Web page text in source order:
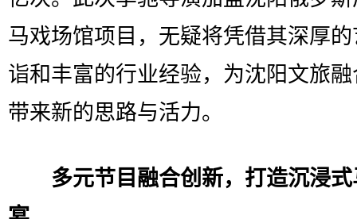
马戏场馆项目，无疑将凭借其深厚
诣和丰富的行业经验，为沈阳文旅
带来新的思路与活力。
多元节目融合创新，打造沉浸